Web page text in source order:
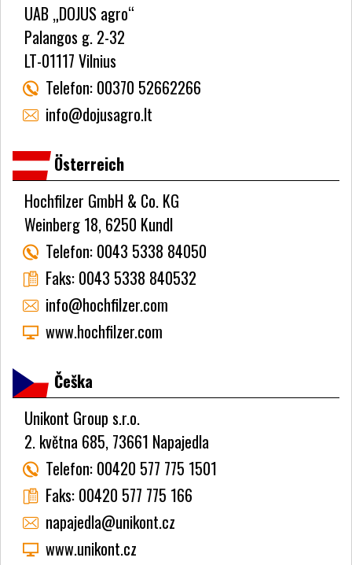
UAB „DOJUS agro“
Palangos g. 2-32
LT-01117 Vilnius
Telefon: 00370 52662266
info@dojusagro.lt
Österreich
Hochfilzer GmbH & Co. KG
Weinberg 18, 6250 Kundl
Telefon: 0043 5338 84050
Faks: 0043 5338 840532
info@hochfilzer.com
www.hochfilzer.com
Češka
Unikont Group s.r.o.
2. května 685, 73661 Napajedla
Telefon: 00420 577 775 1501
Faks: 00420 577 775 166
napajedla@unikont.cz
www.unikont.cz